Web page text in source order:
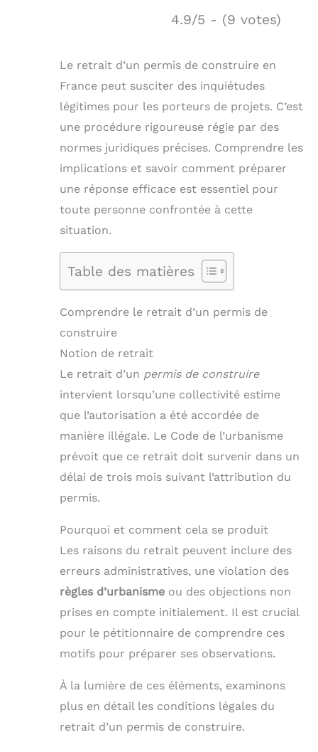
4.9/5 - (9 votes)
Le retrait d’un permis de construire en
France peut susciter des inquiétudes
légitimes pour les porteurs de projets. C’est
une procédure rigoureuse régie par des
normes juridiques précises. Comprendre les
implications et savoir comment préparer
une réponse efficace est essentiel pour
toute personne confrontée à cette
situation.
Table des matières
Comprendre le retrait d’un permis de
construire
Notion de retrait
Le retrait d’un permis de construire
intervient lorsqu’une collectivité estime
que l’autorisation a été accordée de
manière illégale. Le Code de l’urbanisme
prévoit que ce retrait doit survenir dans un
délai de trois mois suivant l’attribution du
permis.
Pourquoi et comment cela se produit
Les raisons du retrait peuvent inclure des
erreurs administratives, une violation des
règles d’urbanisme ou des objections non
prises en compte initialement. Il est crucial
pour le pétitionnaire de comprendre ces
motifs pour préparer ses observations.
À la lumière de ces éléments, examinons
plus en détail les conditions légales du
retrait d’un permis de construire.